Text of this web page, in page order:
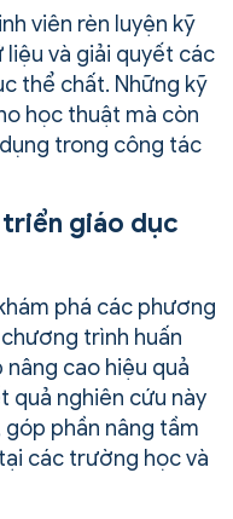
viên rèn luyện kỹ
liệu và giải quyết các
thể chất. Những kỹ
học thuật mà còn
trong công tác
giáo dục
phá các phương
trình huấn
nâng cao hiệu quả
quả nghiên cứu này
phần nâng tầm
các trường học và